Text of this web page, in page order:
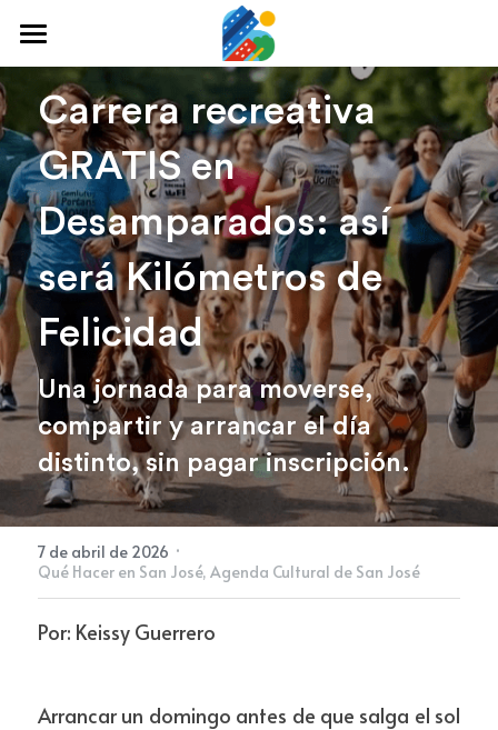
Home
Qué hacer
Arte y cultura
Cine y TV
Comida y tragos
Tours desde San José
Museos
Buscar
Newsletter
Carrera recreativa
GRATIS en
Desamparados: así
será Kilómetros de
Felicidad
Una jornada para moverse,
compartir y arrancar el día
distinto, sin pagar inscripción.
7 de abril de 2026 ·
Qué Hacer en San José, Agenda Cultural de San José
Por: Keissy Guerrero
Arrancar un domingo antes de que salga el sol